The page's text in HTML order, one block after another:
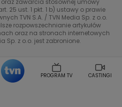
Gawryluk
Skorzynski
Leszek Lichota
oraz zawarcia stosownej umowy
25 ust. 1 pkt. 1 b) ustawy o prawie
TVN S.A. / TVN Media Sp. z o.o.
rozpowszechnianie artykułów
oraz na stronach internetowych
Sp. z o.o. jest zabronione.
PROGRAM TV CASTINGI